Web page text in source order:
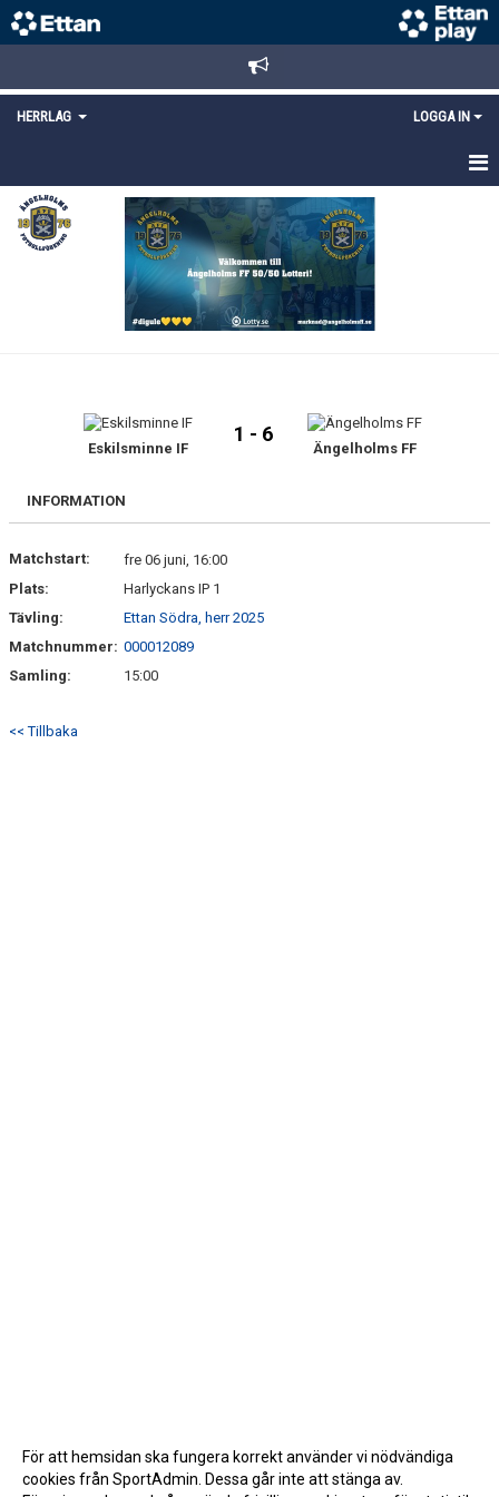
HERRLAG LOGGA IN
HEM
TRUPPEN
Eskilsminne IF
1 - 6
Ängelholms FF
INFORMATION
Matchstart:
fre 06 juni, 16:00
Plats:
Harlyckans IP 1
Tävling:
Ettan Södra, herr 2025
Matchnummer: 000012089
Samling:
15:00
<< Tillbaka
För att hemsidan ska fungera korrekt använder vi nödvändiga
cookies från SportAdmin. Dessa går inte att stänga av.